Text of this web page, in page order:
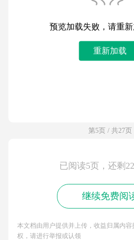
预览加载失败，请重
重新加载
第5页 / 共27页
已阅读5页，还剩
继续免费阅
本文档由用户提供并上传，收益归属内
权，请进行举报或认领